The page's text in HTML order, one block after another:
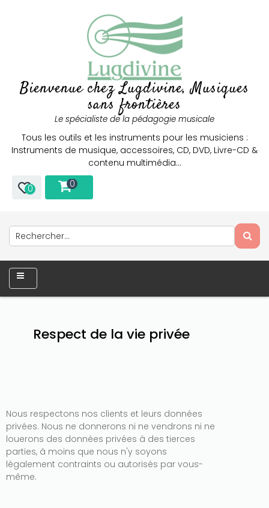
Bienvenue chez Lugdivine, Musiques
sans frontières
Le spécialiste de la pédagogie musicale
Tous les outils et les instruments pour les musiciens :
Instruments de musique, accessoires, CD, DVD, Livre-CD &
contenu multimédia…
0 0
Respect de la vie privée
Nous respectons nos clients et leurs données
privées. Nous ne donnerons ni ne vendrons ni ne
louerons des données privées à des tierces
parties, à moins que nous n'y soyons
légalement contraints ou autorisés par vous-
même.
Only play at Joo casino if you really want to win a huge
amount on your credits!